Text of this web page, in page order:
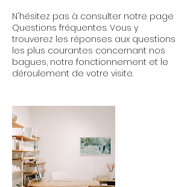
N'hésitez pas à consulter notre page
Questions fréquentes. Vous y
trouverez les réponses aux questions
les plus courantes concernant nos
bagues, notre fonctionnement et le
déroulement de votre visite.